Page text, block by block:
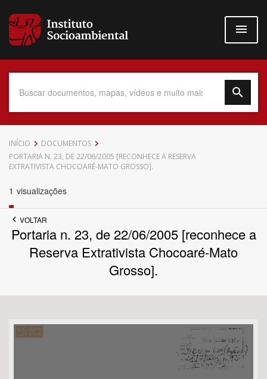
para
conteúdo
Data do Documento
Bioma / Bacia
Tema
INÍCIO
DOCUMENTOS
PORTARIA N. 23, DE 22/06/2005 [RECONHECE A RESERVA
EXTRATIVISTA CHOCOARÉ-MATO GROSSO].
1 visualizações
VOLTAR
Portaria n. 23, de 22/06/2005 [reconhece a
Reserva Extrativista Chocoaré-Mato
Grosso].